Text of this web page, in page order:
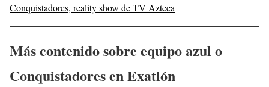
Conquistadores, reality show de TV Azteca
Más contenido sobre equipo azul o
Conquistadores en Exatlón